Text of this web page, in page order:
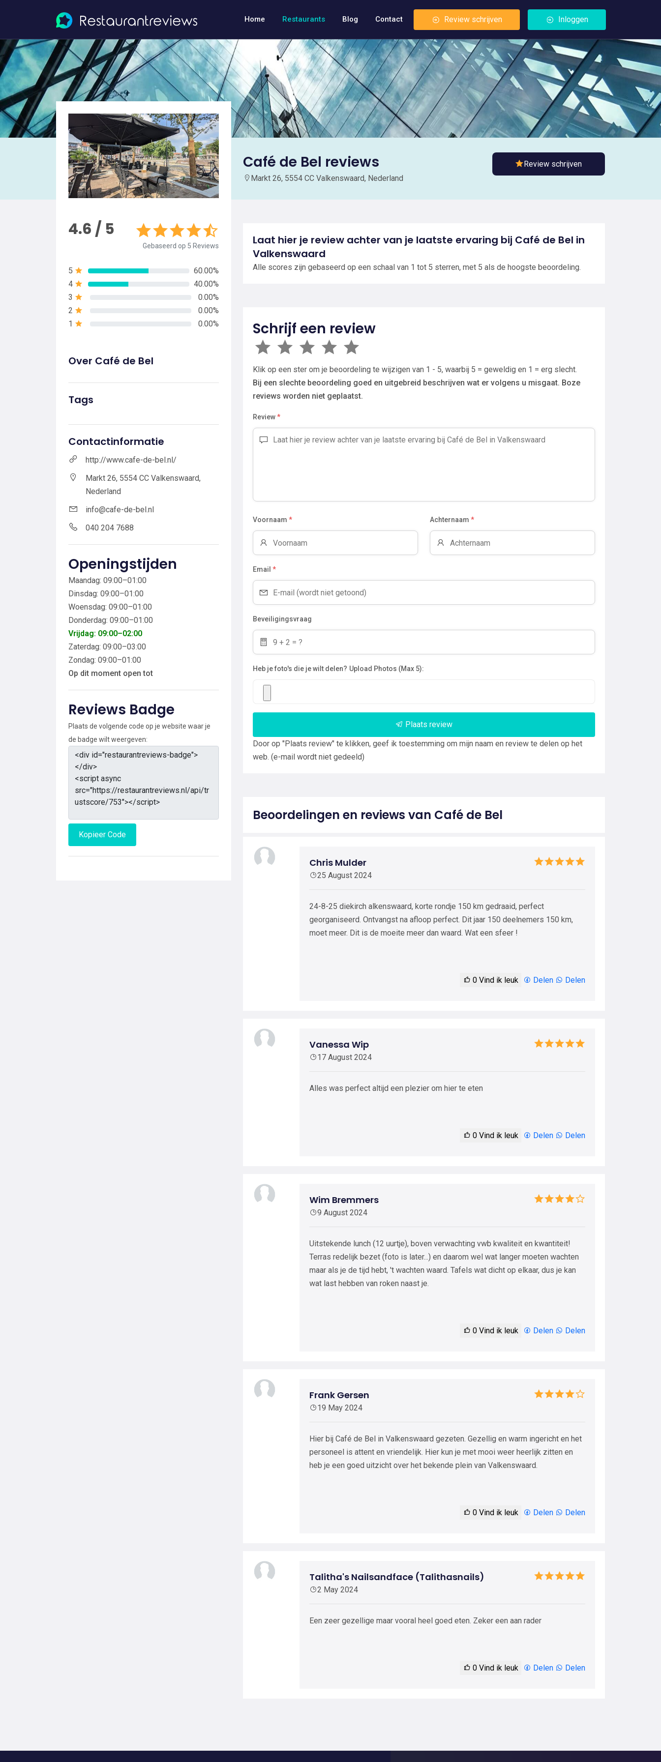
Home Restaurants Blog Contact Review schrijven Inloggen
Café de Bel reviews
Markt 26, 5554 CC Valkenswaard, Nederland
Review schrijven
4.6 / 5
Gebaseerd op 5 Reviews
5
60.00%
4
40.00%
3
0.00%
2
0.00%
1
0.00%
Over Café de Bel
Tags
Contactinformatie
http://www.cafe-de-bel.nl/
Markt 26, 5554 CC Valkenswaard,
Nederland
info@cafe-de-bel.nl
040 204 7688
Openingstijden
Maandag: 09:00–01:00
Dinsdag: 09:00–01:00
Woensdag: 09:00–01:00
Donderdag: 09:00–01:00
Vrijdag: 09:00–02:00
Zaterdag: 09:00–03:00
Zondag: 09:00–01:00
Op dit moment open tot
Reviews Badge
Plaats de volgende code op je website waar je
de badge wilt weergeven:
Kopieer Code
Laat hier je review achter van je laatste ervaring bij Café de Bel in
Valkenswaard
Alle scores zijn gebaseerd op een schaal van 1 tot 5 sterren, met 5 als de hoogste beoordeling.
Schrijf een review
Klik op een ster om je beoordeling te wijzigen van 1 - 5, waarbij 5 = geweldig en 1 = erg slecht.
Bij een slechte beoordeling goed en uitgebreid beschrijven wat er volgens u misgaat. Boze
reviews worden niet geplaatst.
Review*
Voornaam * Achternaam *
Email *
Beveiligingsvraag
Heb je foto's die je wilt delen? Upload Photos (Max 5):
Plaats review
Door op "Plaats review" te klikken, geef ik toestemming om mijn naam en review te delen op het
web. (e-mail wordt niet gedeeld)
Beoordelingen en reviews van Café de Bel
Chris Mulder
25 August 2024
24-8-25 diekirch alkenswaard, korte rondje 150 km gedraaid, perfect
georganiseerd. Ontvangst na afloop perfect. Dit jaar 150 deelnemers 150 km,
moet meer. Dit is de moeite meer dan waard. Wat een sfeer !
0 Vind ik leuk Delen Delen
Vanessa Wip
17 August 2024
Alles was perfect altijd een plezier om hier te eten
0 Vind ik leuk Delen Delen
Wim Bremmers
9 August 2024
Uitstekende lunch (12 uurtje), boven verwachting vwb kwaliteit en kwantiteit!
Terras redelijk bezet (foto is later...) en daarom wel wat langer moeten wachten
maar als je de tijd hebt, 't wachten waard. Tafels wat dicht op elkaar, dus je kan
wat last hebben van roken naast je.
0 Vind ik leuk Delen Delen
Frank Gersen
19 May 2024
Hier bij Café de Bel in Valkenswaard gezeten. Gezellig en warm ingericht en het
personeel is attent en vriendelijk. Hier kun je met mooi weer heerlijk zitten en
heb je een goed uitzicht over het bekende plein van Valkenswaard.
0 Vind ik leuk Delen Delen
Talitha's Nailsandface (Talithasnails)
2 May 2024
Een zeer gezellige maar vooral heel goed eten. Zeker een aan rader
0 Vind ik leuk Delen Delen